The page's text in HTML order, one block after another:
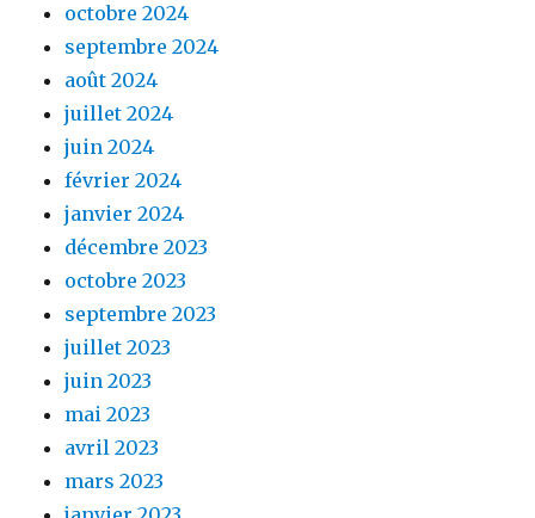
octobre 2024
septembre 2024
août 2024
juillet 2024
juin 2024
février 2024
janvier 2024
décembre 2023
octobre 2023
septembre 2023
juillet 2023
juin 2023
mai 2023
avril 2023
mars 2023